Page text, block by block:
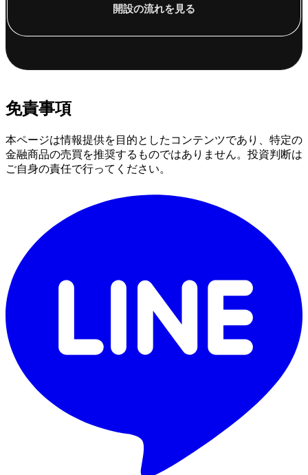
開設の流れを見る
免責事項
本ページは情報提供を目的としたコンテンツであり、特定の
金融商品の売買を推奨するものではありません。投資判断は
ご自身の責任で行ってください。